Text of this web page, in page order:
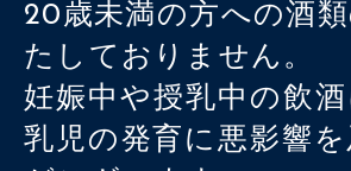
20歳未満の方への酒
たしておりません。
妊娠中や授乳中の飲酒
乳児の発育に悪影響